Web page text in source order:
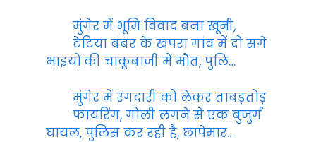
मुंगेर में भूमि विवाद बना खूनी,
टेटिया बंबर के खपरा गांव में दो सगे
भाइयों की चाकूबाजी में मौत, पुलि…
मुंगेर में रंगदारी को लेकर ताबड़तोड़
फायरिंग, गोली लगने से एक बुजुर्ग
घायल, पुलिस कर रही है, छापेमार…